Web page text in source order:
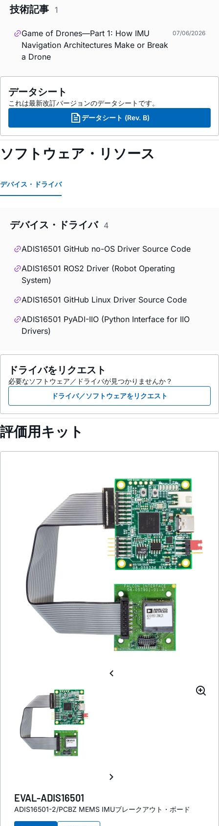
技術記事 1
Game of Drones—Part 1: How IMU
Navigation Architectures Make or Break
a Drone
07/06/2026
データシート
これは最新改訂バージョンのデータシートです。
データシート (Rev. B)
ソフトウェア・リソース
デバイス・ドライバ
デバイス・ドライバ 4
ADIS16501 GitHub no-OS Driver Source Code
ADIS16501 ROS2 Driver (Robot Operating
System)
ADIS16501 GitHub Linux Driver Source Code
ADIS16501 PyADI-IIO (Python Interface for IIO
Drivers)
ドライバをリクエスト
必要なソフトウェア／ドライバが見つかりませんか？
ドライバ／ソフトウェアをリクエスト
評価用キット
EVAL-ADIS16501
ADIS16501-2/PCBZ MEMS IMUブレークアウト・ボード